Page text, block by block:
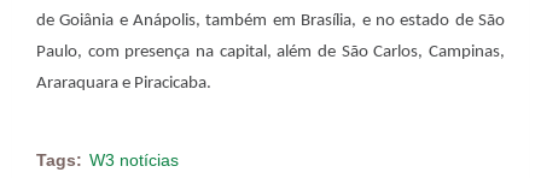
de Goiânia e Anápolis, também em Brasília, e no estado de São
Paulo, com presença na capital, além de São Carlos, Campinas,
Araraquara e Piracicaba.
Tags: W3 notícias